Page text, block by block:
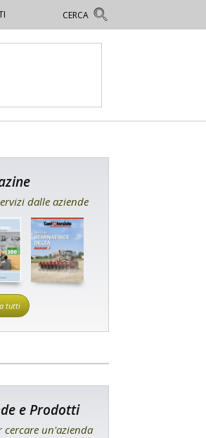
dalle aziende
tutti
e Prodotti
cercare un'azienda